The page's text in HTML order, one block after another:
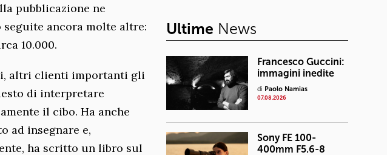
pubblicazione ne
seguite ancora molte altre:
10.000.
altri clienti importanti gli
di interpretare
il cibo. Ha anche
ad insegnare e,
ha scritto un libro sul
Ultime News
Francesco Guccini:
immagini inedite
di Paolo Namias
07.08.2026
Sony FE 100-
400mm F5.6-8